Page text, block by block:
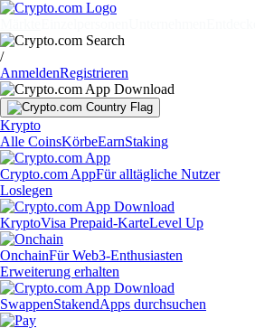
/
AnmeldenRegistrieren
Krypto
Alle CoinsKörbeEarnStaking
Crypto.com AppFür alltägliche Nutzer
Loslegen
KryptoVisa Prepaid-KarteLevel Up
OnchainFür Web3-Enthusiasten
Erweiterung erhalten
SwappenStakendApps durchsuchen